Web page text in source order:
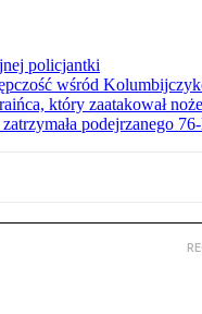
policjantki
wśród
który zaatakował
podejrzanego